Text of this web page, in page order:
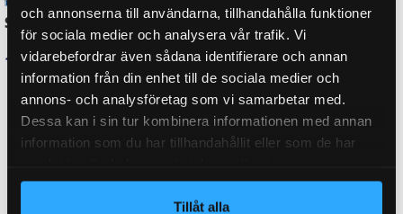
och annonserna till användarna, tillhandahålla funktioner
för sociala medier och analysera vår trafik. Vi
vidarebefordrar även sådana identifierare och annan
information från din enhet till de sociala medier och
annons- och analysföretag som vi samarbetar med.
Dessa kan i sin tur kombinera informationen med annan
information som du har tillhandahållit eller som de har
Tillåt alla
ORGINALNUMMER
003170, 02.3722.59.00,
100237225900, 4061NK 004/08
FF05, 715612, AE 1,0-1